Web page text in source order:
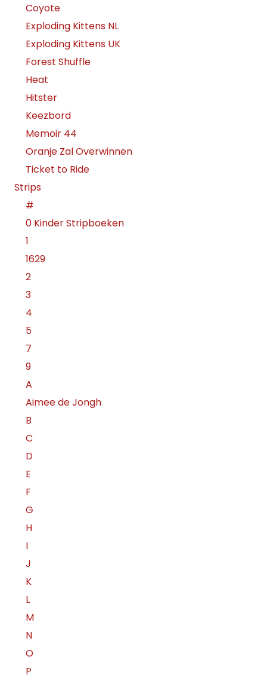
Coyote
Exploding Kittens NL
Exploding Kittens UK
Forest Shuffle
Heat
Hitster
Keezbord
Memoir 44
Oranje Zal Overwinnen
Ticket to Ride
Strips
#
0 Kinder Stripboeken
1
1629
2
3
4
5
7
9
A
Aimee de Jongh
B
C
D
E
F
G
H
I
J
K
L
M
N
O
P